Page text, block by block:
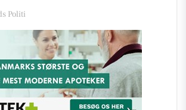
Politi